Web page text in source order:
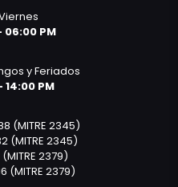
06:00 PM
y Feriados
14:00 PM
(MITRE 2345)
(MITRE 2345)
(MITRE 2379)
(MITRE 2379)